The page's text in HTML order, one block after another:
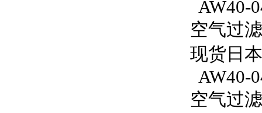
AW40-
空气过
现货日
AW40-
空气过